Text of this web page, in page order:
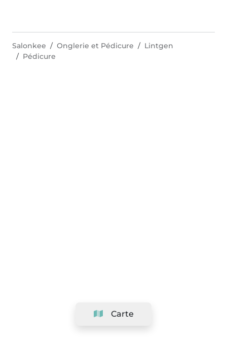
Carte
Salonkee Onglerie et Pédicure
Lintgen
Pédicure